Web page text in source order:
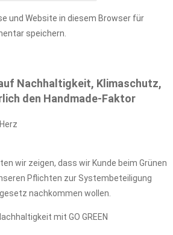
und Website in diesem Browser für
speichern.
Nachhaltigkeit, Klimaschutz,
den Handmade-Faktor
wir zeigen, dass wir Kunde beim Grünen
Pflichten zur Systembeteiligung
nachkommen wollen.